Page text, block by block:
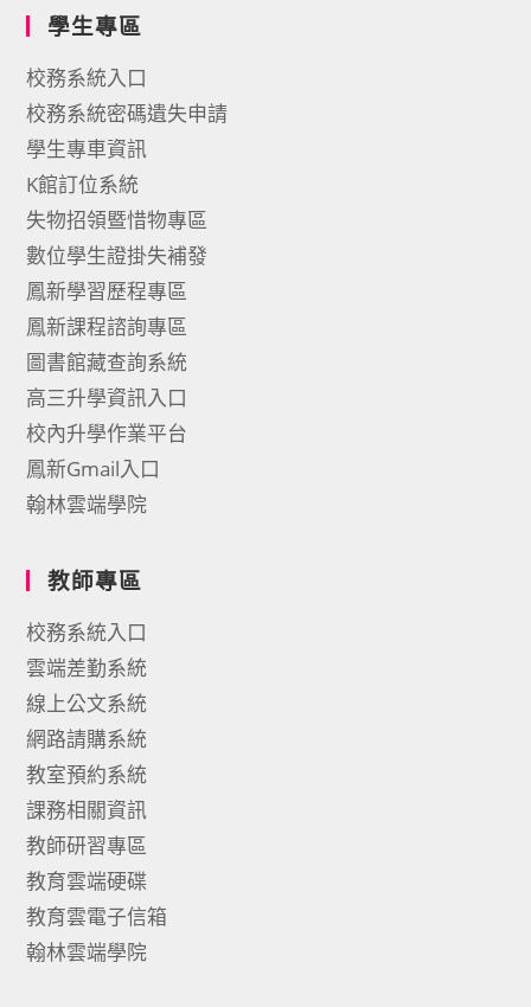
學生專區
校務系統入口
校務系統密碼遺失申請
學生專車資訊
K館訂位系統
失物招領暨惜物專區
數位學生證掛失補發
鳳新學習歷程專區
鳳新課程諮詢專區
圖書館藏查詢系統
高三升學資訊入口
校內升學作業平台
鳳新Gmail入口
翰林雲端學院
教師專區
校務系統入口
雲端差勤系統
線上公文系統
網路請購系統
教室預約系統
課務相關資訊
教師研習專區
教育雲端硬碟
教育雲電子信箱
翰林雲端學院